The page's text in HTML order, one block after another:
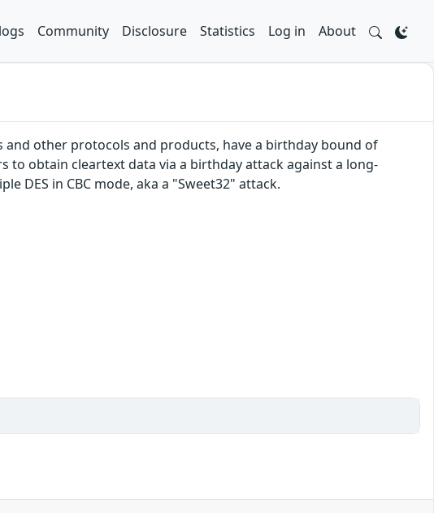
Community Disclosure Statistics Log in About
and other protocols and products, have a birthday bound of
obtain cleartext data via a birthday attack against a long-
DES in CBC mode, aka a "Sweet32" attack.